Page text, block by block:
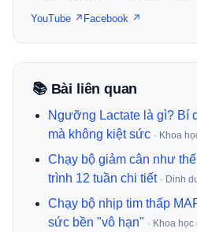
YouTube ↗ Facebook ↗
📚 Bài liên quan
Ngưỡng Lactate là gì? Bí
mà không kiệt sức · Khoa
Chạy bộ giảm cân như
trình 12 tuần chi tiết · Dinh
Chạy bộ nhịp tim thấp
sức bền "vô hạn" · Khoa học